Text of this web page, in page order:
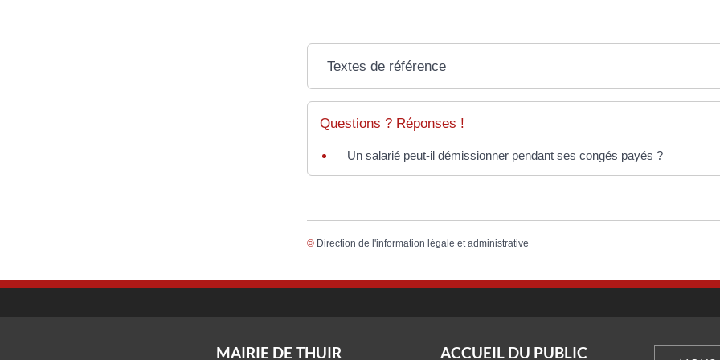
Textes de référence
Questions ? Réponses !
Un salarié peut-il démissionner pendant ses congés payés ?
© Direction de l'information légale et administrative
MAIRIE DE THUIR ACCUEIL DU PUBLIC